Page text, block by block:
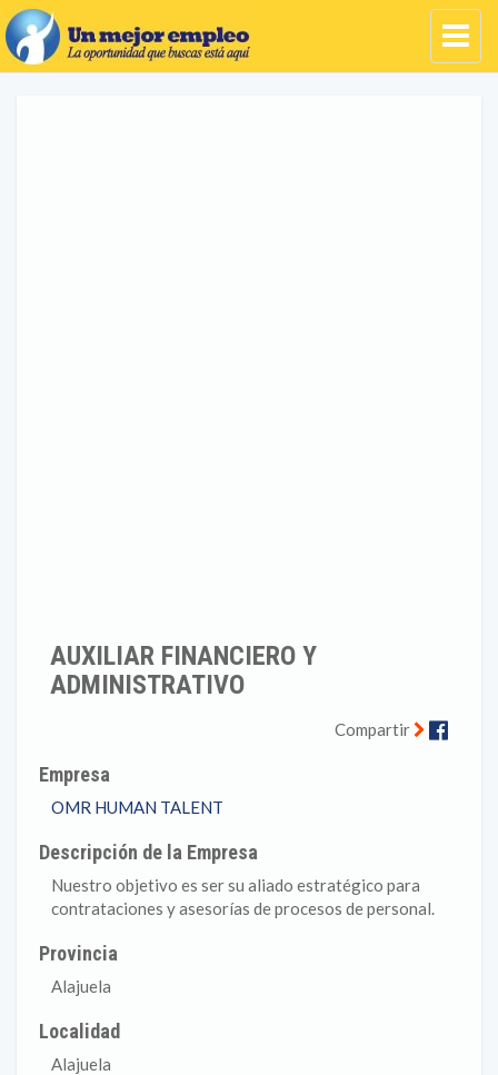
AUXILIAR FINANCIERO Y
ADMINISTRATIVO
Compartir
Empresa
OMR HUMAN TALENT
Descripción de la Empresa
Nuestro objetivo es ser su aliado estratégico para
contrataciones y asesorías de procesos de personal.
Provincia
Alajuela
Localidad
Alajuela